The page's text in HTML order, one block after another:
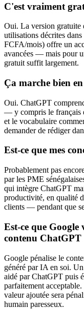
C'est vraiment
Oui. La version gratuite
utilisations décrites
FCFA/mois) offre un
avancées — mais pour
gratuit suffit largement.
Ça marche bien
Oui. ChatGPT
— y compris le français
et le vocabulaire
demander de rédiger
Est-ce que mes
Probablement pas
par les PME
qui intègre ChatGPT
productivité, en qualité
clients — pendant que
Est-ce que
contenu ChatGPT
Google pénalise le
généré par IA en soi.
aidé par ChatGPT puis
parfaitement
valeur ajoutée sera
humain paresseux.